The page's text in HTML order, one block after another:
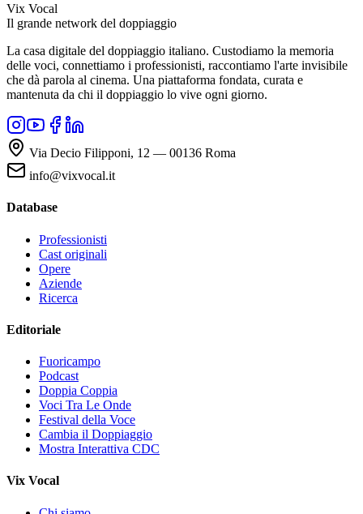
Vix Vocal
Il grande network del doppiaggio
La casa digitale del doppiaggio italiano. Custodiamo la memoria
delle voci, connettiamo i professionisti, raccontiamo l'arte invisibile
che dà parola al cinema. Una piattaforma fondata, curata e
mantenuta da chi il doppiaggio lo vive ogni giorno.
Via Decio Filipponi, 12 — 00136 Roma
info@vixvocal.it
Database
Professionisti
Cast originali
Opere
Aziende
Ricerca
Editoriale
Fuoricampo
Podcast
Doppia Coppia
Voci Tra Le Onde
Festival della Voce
Cambia il Doppiaggio
Mostra Interattiva CDC
Vix Vocal